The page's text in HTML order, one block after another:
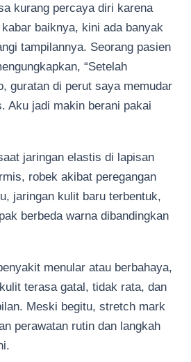
kurang percaya diri karena
baiknya, kini ada banyak
tampilannya. Seorang pasien
“Setelah
guratan di perut saya memudar
Aku jadi makin berani pakai
jaringan elastis di lapisan
robek akibat peregangan
jaringan kulit baru terbentuk,
berbeda warna dibandingkan
menular atau berbahaya,
terasa gatal, tidak rata, dan
Meski begitu, stretch mark
perawatan rutin dan langkah